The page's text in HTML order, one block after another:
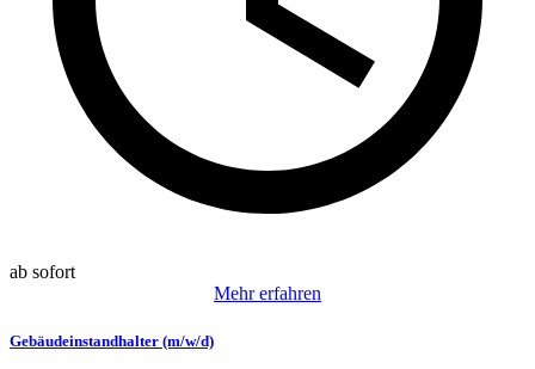
ab sofort
Mehr erfahren
Gebäudeinstandhalter (m/w/d)